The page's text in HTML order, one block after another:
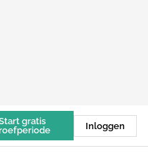
gratis
Inloggen